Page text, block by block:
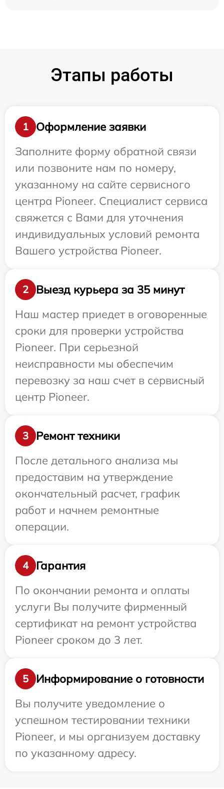
Этапы работы
1
Оформление заявки
Заполните форму обратной связи
или позвоните нам по номеру,
указанному на сайте сервисного
центра Pioneer. Специалист сервиса
свяжется с Вами для уточнения
индивидуальных условий ремонта
Вашего устройства Pioneer.
2
Выезд курьера за 35 минут
Наш мастер приедет в оговоренные
сроки для проверки устройства
Pioneer. При серьезной
неисправности мы обеспечим
перевозку за наш счет в сервисный
центр Pioneer.
3
Ремонт техники
После детального анализа мы
предоставим на утверждение
окончательный расчет, график
работ и начнем ремонтные
операции.
4
Гарантия
По окончании ремонта и оплаты
услуги Вы получите фирменный
сертификат на ремонт устройства
Pioneer сроком до 3 лет.
5
Информирование о готовности
Вы получите уведомление о
успешном тестировании техники
Pioneer, и мы организуем доставку
по указанному адресу.